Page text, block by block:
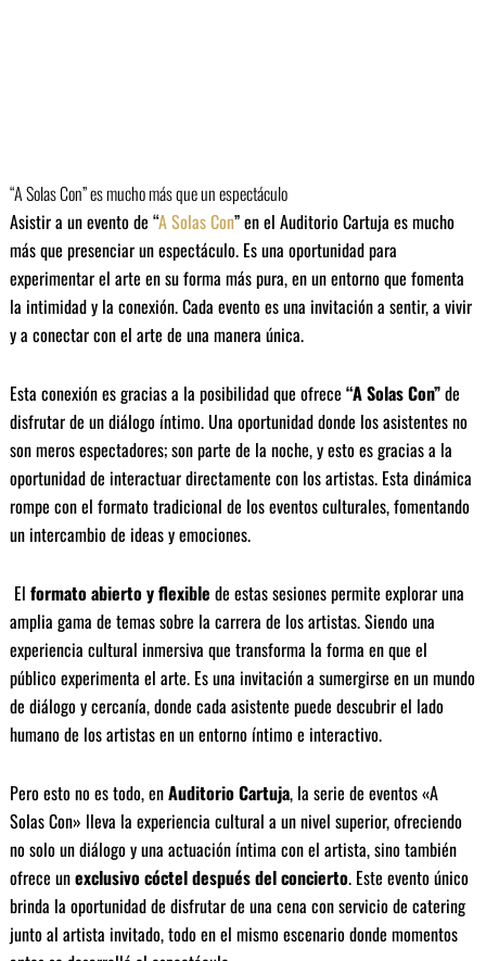
“A Solas Con” es mucho más que un espectáculo
Asistir a un evento de “A Solas Con” en el Auditorio Cartuja es mucho
más que presenciar un espectáculo. Es una oportunidad para
experimentar el arte en su forma más pura, en un entorno que fomenta
la intimidad y la conexión. Cada evento es una invitación a sentir, a vivir
y a conectar con el arte de una manera única.
Esta conexión es gracias a la posibilidad que ofrece “A Solas Con”de
disfrutar de un diálogo íntimo. Una oportunidad donde los asistentes no
son meros espectadores; son parte de la noche, y esto es gracias a la
oportunidad de interactuar directamente con los artistas. Esta dinámica
rompe con el formato tradicional de los eventos culturales, fomentando
un intercambio de ideas y emociones.
El formato abierto y flexible de estas sesiones permite explorar una
amplia gama de temas sobre la carrera de los artistas. Siendo una
experiencia cultural inmersiva que transforma la forma en que el
público experimenta el arte. Es una invitación a sumergirse en un mundo
de diálogo y cercanía, donde cada asistente puede descubrir el lado
humano de los artistas en un entorno íntimo e interactivo.
Pero esto no es todo, enAuditorio Cartuja, la serie de eventos «A
Solas Con» lleva la experiencia cultural a un nivel superior, ofreciendo
no solo un diálogo y una actuación íntima con el artista, sino también
ofrece unexclusivo cóctel después del concierto. Este evento único
brinda la oportunidad de disfrutar de una cena con servicio de catering
junto al artista invitado, todo en el mismo escenario donde momentos